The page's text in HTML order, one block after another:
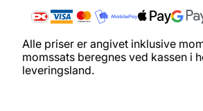
Alle priser er angivet inklusive
momssats beregnes ved kassen i
leveringsland.